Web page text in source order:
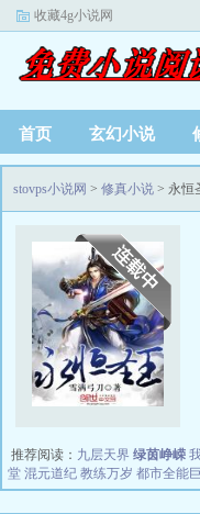
收藏4g小说网
首页 玄幻小说
stovps小说网 > 修真小说 > 永恒
推荐阅读： 九层天界 绿茵峥嵘
堂 混元道纪 教练万岁 都市全能